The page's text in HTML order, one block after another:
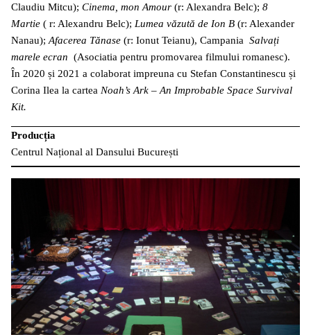
Claudiu Mitcu); Cinema, mon Amour (r: Alexandra Belc); 8
Martie ( r: Alexandru Belc); Lumea văzută de Ion B (r: Alexander
Nanau); Afacerea Tănase (r: Ionut Teianu), Campania Salvați
marele ecran (Asociatia pentru promovarea filmului romanesc).
În 2020 și 2021 a colaborat impreuna cu Stefan Constantinescu și
Corina Ilea la cartea Noah’s Ark – An Improbable Space Survival
Kit.
Producția
Centrul Național al Dansului București